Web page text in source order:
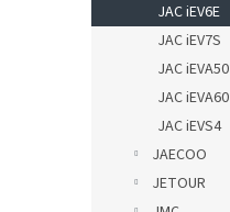
JAC iEV6E
JAC iEV7S
JAC iEVA50
JAC iEVA60
JAC iEVS4
JAECOO
JETOUR